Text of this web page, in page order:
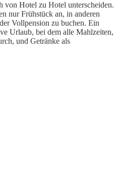
von Hotel zu Hotel unterscheiden.
nur Frühstück an, in anderen
Vollpension zu buchen. Ein
Urlaub, bei dem alle Mahlzeiten,
und Getränke als